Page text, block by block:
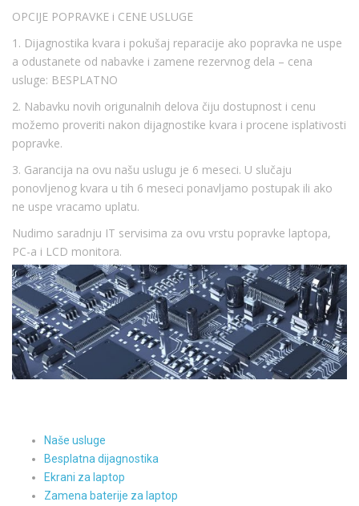
OPCIJE POPRAVKE i CENE USLUGE
1. Dijagnostika kvara i pokušaj reparacije ako popravka ne uspe
a odustanete od nabavke i zamene rezervnog dela – cena
usluge: BESPLATNO
2. Nabavku novih origunalnih delova čiju dostupnost i cenu
možemo proveriti nakon dijagnostike kvara i procene isplativosti
popravke.
3. Garancija na ovu našu uslugu je 6 meseci. U slučaju
ponovljenog kvara u tih 6 meseci ponavljamo postupak ili ako
ne uspe vracamo uplatu.
Nudimo saradnju IT servisima za ovu vrstu popravke laptopa,
PC-a i LCD monitora.
Naše usluge
Besplatna dijagnostika
Ekrani za laptop
Zamena baterije za laptop